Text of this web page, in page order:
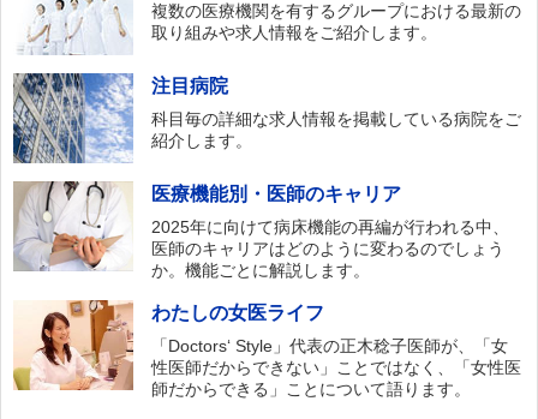
複数の医療機関を有するグループにおける最新の
取り組みや求人情報をご紹介します。
注目病院
科目毎の詳細な求人情報を掲載している病院をご
紹介します。
医療機能別・医師のキャリア
2025年に向けて病床機能の再編が行われる中、
医師のキャリアはどのように変わるのでしょう
か。機能ごとに解説します。
わたしの女医ライフ
「Doctors‘ Style」代表の正木稔子医師が、「女
性医師だからできない」ことではなく、「女性医
師だからできる」ことについて語ります。